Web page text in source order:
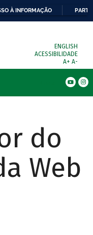
À INFORMAÇÃO
ENGLISH
ACESSIBILIDADE
A+ A-
do
Web